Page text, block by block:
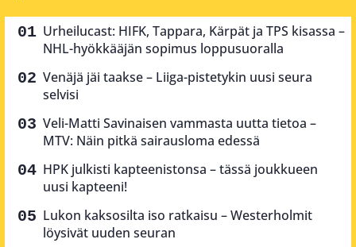
Urheilucast: HIFK, Tappara, Kärpät ja TPS kisassa –
NHL-hyökkääjän sopimus loppusuoralla
Venäjä jäi taakse – Liiga-pistetykin uusi seura
selvisi
Veli-Matti Savinaisen vammasta uutta tietoa –
MTV: Näin pitkä sairausloma edessä
HPK julkisti kapteenistonsa – tässä joukkueen
uusi kapteeni!
Lukon kaksosilta iso ratkaisu – Westerholmit
löysivät uuden seuran